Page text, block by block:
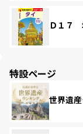
Ｄ１７
特設ページ
世界遺